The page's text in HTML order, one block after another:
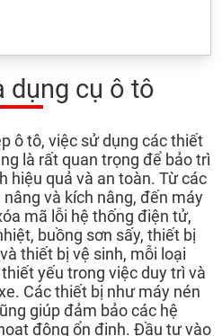
dụng cụ ô tô
ô tô, việc sử dụng các thiết
là rất quan trọng để bảo trì
hiệu quả và an toàn. Từ các
và kích nâng, đến máy
mã lỗi hệ thống điện tử,
buồng sơn sấy, thiết bị
thiết bị vệ sinh, mỗi loại
yếu trong việc duy trì và
Các thiết bị như máy nén
giúp đảm bảo các hệ
động ổn định. Đầu tư vào